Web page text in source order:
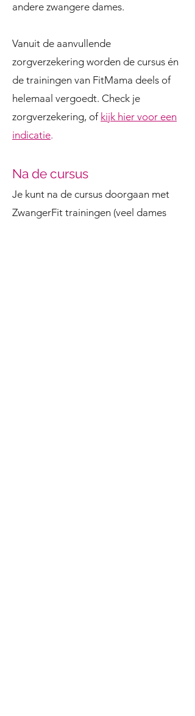
andere zwangere dames.
Vanuit de aanvullende
zorgverzekering worden de cursus én
de trainingen van FitMama deels of
helemaal vergoedt. Check je
zorgverzekering, of kijk hier voor een
indicatie.
Na de cursus
Je kunt na de cursus doorgaan met
ZwangerFit trainingen (veel dames